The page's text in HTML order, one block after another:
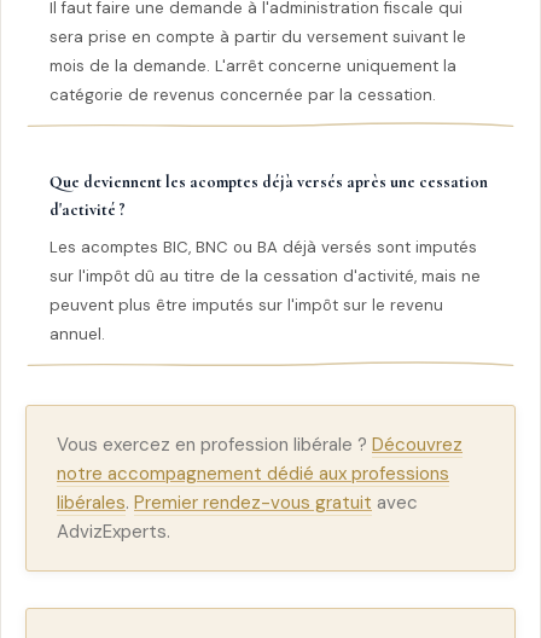
Il faut faire une demande à l'administration fiscale qui
sera prise en compte à partir du versement suivant le
mois de la demande. L'arrêt concerne uniquement la
catégorie de revenus concernée par la cessation.
Que deviennent les acomptes déjà versés après une cessation
d'activité ?
Les acomptes BIC, BNC ou BA déjà versés sont imputés
sur l'impôt dû au titre de la cessation d'activité, mais ne
peuvent plus être imputés sur l'impôt sur le revenu
annuel.
Vous exercez en profession libérale ? Découvrez
notre accompagnement dédié aux professions
libérales. Premier rendez-vous gratuit avec
AdvizExperts.